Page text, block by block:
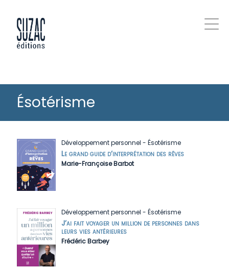
Ésotérisme
Développement personnel - Ésotérisme
Le grand guide d’interprétation des rêves
Marie-Françoise Barbot
Développement personnel - Ésotérisme
J’ai fait voyager un million de personnes dans
leurs vies antérieures
Frédéric Barbey